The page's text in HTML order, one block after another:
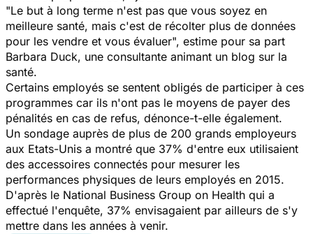
"Le but à long terme n'est pas que vous soyez en
meilleure santé, mais c'est de récolter plus de données
pour les vendre et vous évaluer", estime pour sa part
Barbara Duck, une consultante animant un blog sur la
santé.
Certains employés se sentent obligés de participer à ces
programmes car ils n'ont pas le moyens de payer des
pénalités en cas de refus, dénonce-t-elle également.
Un sondage auprès de plus de 200 grands employeurs
aux Etats-Unis a montré que 37% d'entre eux utilisaient
des accessoires connectés pour mesurer les
performances physiques de leurs employés en 2015.
D'après le National Business Group on Health qui a
effectué l'enquête, 37% envisagaient par ailleurs de s'y
mettre dans les années à venir.